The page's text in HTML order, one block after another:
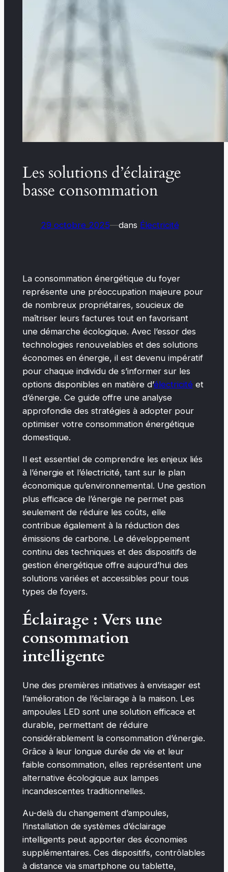
Les solutions d’éclairage
basse consommation
29 octobre 2025—dans Électricité
La consommation énergétique du foyer
représente une préoccupation majeure pour
de nombreux propriétaires, soucieux de
maîtriser leurs factures tout en favorisant
une démarche écologique. Avec l’essor des
technologies renouvelables et des solutions
économes en énergie, il est devenu impératif
pour chaque individu de s’informer sur les
options disponibles en matière d’électricité et
d’énergie. Ce guide offre une analyse
approfondie des stratégies à adopter pour
optimiser votre consommation énergétique
domestique.
Il est essentiel de comprendre les enjeux liés
à l’énergie et l’électricité, tant sur le plan
économique qu’environnemental. Une gestion
plus efficace de l’énergie ne permet pas
seulement de réduire les coûts, elle
contribue également à la réduction des
émissions de carbone. Le développement
continu des techniques et des dispositifs de
gestion énergétique offre aujourd’hui des
solutions variées et accessibles pour tous
types de foyers.
Éclairage : Vers une
consommation
intelligente
Une des premières initiatives à envisager est
l’amélioration de l’éclairage à la maison. Les
ampoules LED sont une solution efficace et
durable, permettant de réduire
considérablement la consommation d’énergie.
Grâce à leur longue durée de vie et leur
faible consommation, elles représentent une
alternative écologique aux lampes
incandescentes traditionnelles.
Au-delà du changement d’ampoules,
l’installation de systèmes d’éclairage
intelligents peut apporter des économies
supplémentaires. Ces dispositifs, contrôlables
à distance via smartphone ou tablette,